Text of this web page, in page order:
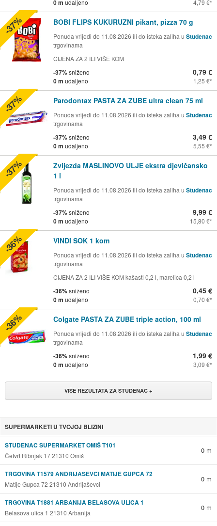
0 m udaljeno 4,79 €
BOBI FLIPS KUKURUZNI pikant, pizza 70 g
Ponuda vrijedi do 11.08.2026 ili do isteka zaliha u Studenac
trgovinama
CIJENA ZA 2 ILI VIŠE KOM
-37%sniženo
0 m udaljeno
0,79 €
1,25 €
-37%
Parodontax PASTA ZA ZUBE ultra clean 75 ml
Ponuda vrijedi do 11.08.2026 ili do isteka zaliha u Studenac
trgovinama
-37%sniženo
0 m udaljeno
3,49 €
5,55 €
-37%
Zvijezda MASLINOVO ULJE ekstra djevičansko
1 l
Ponuda vrijedi do 11.08.2026 ili do isteka zaliha u Studenac
trgovinama
-37%sniženo
0 m udaljeno
9,99 €
15,80 €
-37%
VINDI SOK 1 kom
Ponuda vrijedi do 11.08.2026 ili do isteka zaliha u Studenac
trgovinama
CIJENA ZA 2 ILI VIŠE KOM kašasti 0,2 l, marelica 0,2 l
-36%sniženo
0 m udaljeno
0,45 €
0,70 €
-36%
Colgate PASTA ZA ZUBE triple action, 100 ml
Ponuda vrijedi do 11.08.2026 ili do isteka zaliha u Studenac
trgovinama
-36%sniženo
0 m udaljeno
1,99 €
3,09 €
-36%
VIŠE REZULTATA ZA STUDENAC +
SUPERMARKETI U TVOJOJ BLIZINI
STUDENAC SUPERMARKET OMIŠ T101
Četvrt Ribnjak 17 21310 Omiš
0 m
TRGOVINA T1579 ANDRIJAŠEVCI MATIJE GUPCA 72
Matije Gupca 72 21310 Andrijaševci
0 m
TRGOVINA T1881 ARBANIJA BELASOVA ULICA 1
Belasova ulica 1 21310 Arbanija
0 m